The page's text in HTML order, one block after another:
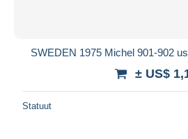
SWEDEN 1975 Michel 901-902
± US$
Statuut